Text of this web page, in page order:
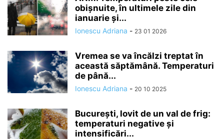
obişnuite, în ultimele zile din
ianuarie şi...
Ionescu Adriana - 23 01 2026
Vremea se va încălzi treptat în
această săptămână. Temperaturi
de până...
Ionescu Adriana - 20 10 2025
București, lovit de un val de frig:
temperaturi negative și
intensificări...